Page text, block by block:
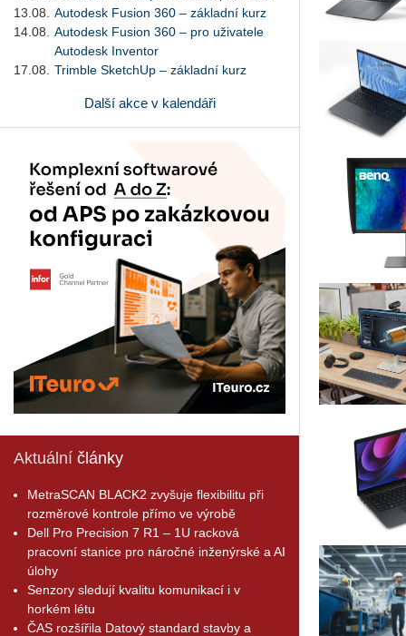
13.08.
Autodesk Fusion 360 – základní kurz
14.08.
Autodesk Fusion 360 – pro uživatele
Autodesk Inventor
17.08.
Trimble SketchUp – základní kurz
Další akce v kalendáři
Aktuální články
MetraSCAN BLACK2 zvyšuje flexibilitu při
rozměrové kontrole přímo ve výrobě
Dell Pro Precision 7 R1 – 1U racková
pracovní stanice pro náročné inženýrské a AI
úlohy
Senzory sledují kvalitu komunikací i v
horkém létu
ČAS rozšířila Datový standard stavby a